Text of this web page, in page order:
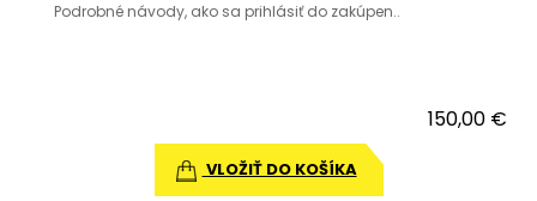
Podrobné návody, ako sa prihlásiť do zakúpen..
150,00 €
VLOŽIŤ DO KOŠÍKA